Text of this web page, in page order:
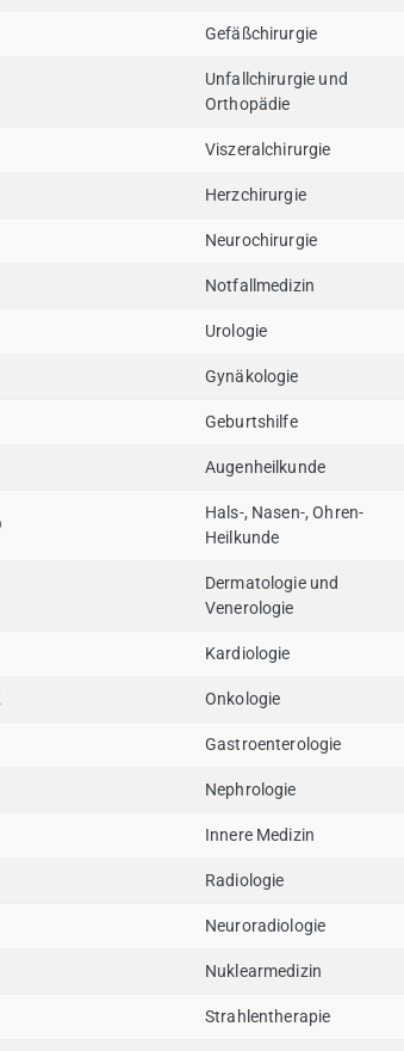
Gefäßchirurgie
Unfallchirurgie und
Orthopädie
Viszeralchirurgie
Herzchirurgie
Neurochirurgie
Notfallmedizin
Urologie
Gynäkologie
Geburtshilfe
Augenheilkunde
Hals-, Nasen-, Ohren-
Heilkunde
Dermatologie und
Venerologie
Kardiologie
Onkologie
Gastroenterologie
Nephrologie
Innere Medizin
Radiologie
Neuroradiologie
Nuklearmedizin
Strahlentherapie